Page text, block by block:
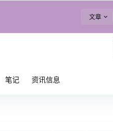
文章
笔记 资讯信息